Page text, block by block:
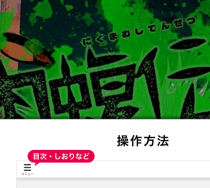
:692.15.692.659:t-vnqp.lunrzsdszk.vn.oi